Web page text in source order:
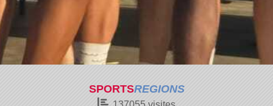
SPORTSREGIONS